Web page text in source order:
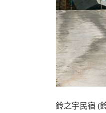
鈴之宇民宿 (